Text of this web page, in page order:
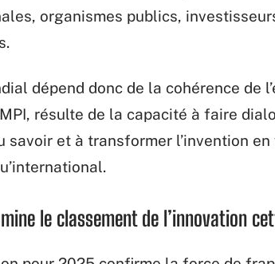
organismes publics,
dépend donc de la cohérence de
résulte de la capacité à faire
et à transformer l’invention en
le classement de l’innovation